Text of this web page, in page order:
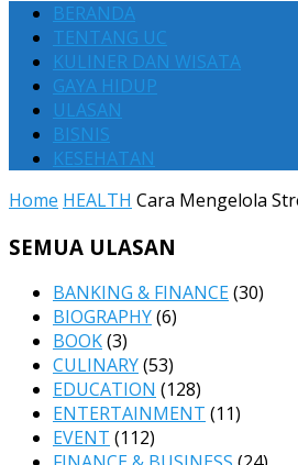
BERANDA
TENTANG UC
KULINER DAN WISATA
GAYA HIDUP
ULASAN
BISNIS
KESEHATAN
Home HEALTH Cara Mengelola
SEMUA ULASAN
BANKING & FINANCE(30)
BIOGRAPHY(6)
BOOK(3)
CULINARY(53)
EDUCATION (128)
ENTERTAINMENT (11)
EVENT (112)